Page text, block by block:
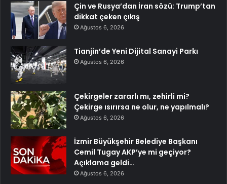
Çin ve Rusya’dan İran sözü: Trump’tan
dikkat çeken çıkış
Ağustos 6, 2026
Tianjin’de Yeni Dijital Sanayi Parkı
Ağustos 6, 2026
Çekirgeler zararlı mı, zehirli mi?
Çekirge ısırırsa ne olur, ne yapılmalı?
Ağustos 6, 2026
İzmir Büyükşehir Belediye Başkanı
Cemil Tugay AKP’ye mi geçiyor?
Açıklama geldi…
Ağustos 6, 2026